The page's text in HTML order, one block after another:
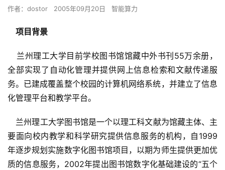
作者： dostor 2005年09月20日 智能算力
项目背景
兰州理工大学目前学校图书馆馆藏中外书刊55万余册，
全部实现了自动化管理并提供网上信息检索和文献传递服
务。已建成覆盖整个校园的计算机网络系统，并建立了信息
化管理平台和教学平台。
兰州理工大学图书馆是一个以理工科文献为馆藏主体、主
要面向校内教学和科学研究提供信息服务的机构，自1999
年逐步规划实施数字化图书馆项目，以期为师生提供更加优
质的信息服务，2002年提出图书馆数字化基础建设的“五个